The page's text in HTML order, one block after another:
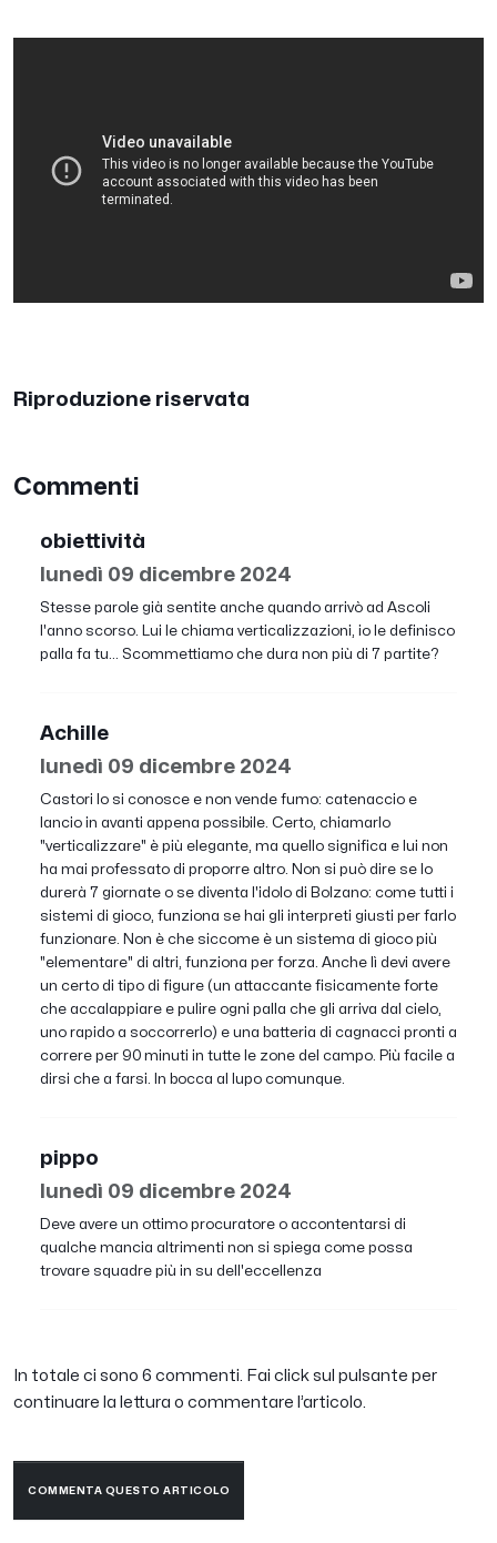
Riproduzione riservata
Commenti
obiettività
lunedì 09 dicembre 2024
Stesse parole già sentite anche quando arrivò ad Ascoli
l'anno scorso. Lui le chiama verticalizzazioni, io le definisco
palla fa tu... Scommettiamo che dura non più di 7 partite?
Achille
lunedì 09 dicembre 2024
Castori lo si conosce e non vende fumo: catenaccio e
lancio in avanti appena possibile. Certo, chiamarlo
"verticalizzare" è più elegante, ma quello significa e lui non
ha mai professato di proporre altro. Non si può dire se lo
durerà 7 giornate o se diventa l'idolo di Bolzano: come tutti i
sistemi di gioco, funziona se hai gli interpreti giusti per farlo
funzionare. Non è che siccome è un sistema di gioco più
"elementare" di altri, funziona per forza. Anche lì devi avere
un certo di tipo di figure (un attaccante fisicamente forte
che accalappiare e pulire ogni palla che gli arriva dal cielo,
uno rapido a soccorrerlo) e una batteria di cagnacci pronti a
correre per 90 minuti in tutte le zone del campo. Più facile a
dirsi che a farsi. In bocca al lupo comunque.
pippo
lunedì 09 dicembre 2024
Deve avere un ottimo procuratore o accontentarsi di
qualche mancia altrimenti non si spiega come possa
trovare squadre più in su dell'eccellenza
In totale ci sono 6 commenti. Fai click sul pulsante per
continuare la lettura o commentare l’articolo.
COMMENTA QUESTO ARTICOLO